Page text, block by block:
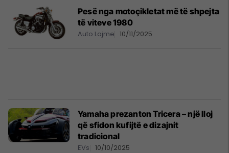
Pesë nga motoçikletat më të shpejta
të viteve 1980
Auto Lajme 10/11/2025
Yamaha prezanton Tricera – një lloj
që sfidon kufijtë e dizajnit
tradicional
EVs 10/10/2025